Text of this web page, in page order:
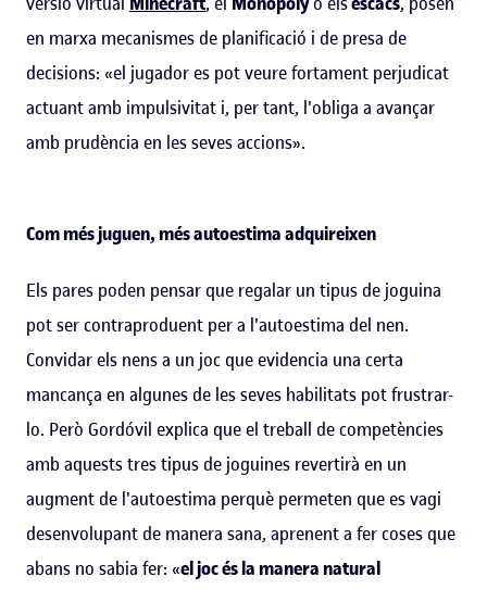
en marxa mecanismes de planificació i de presa de
decisions: «el jugador es pot veure fortament perjudicat
actuant amb impulsivitat i, per tant, l'obliga a avançar
amb prudència en les seves accions».
Com més juguen, més autoestima adquireixen
Els pares poden pensar que regalar un tipus de joguina
pot ser contraproduent per a l'autoestima del nen.
Convidar els nens a un joc que evidencia una certa
mancança en algunes de les seves habilitats pot frustrar-
lo. Però Gordóvil explica que el treball de competències
amb aquests tres tipus de joguines revertirà en un
augment de l'autoestima perquè permeten que es vagi
desenvolupant de manera sana, aprenent a fer coses que
abans no sabia fer: «el joc és la manera natural